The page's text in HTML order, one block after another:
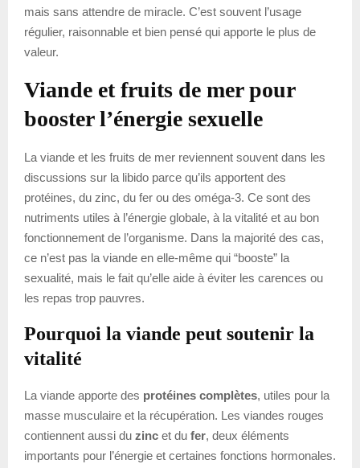
mais sans attendre de miracle. C’est souvent l’usage
régulier, raisonnable et bien pensé qui apporte le plus de
valeur.
Viande et fruits de mer pour
booster l’énergie sexuelle
La viande et les fruits de mer reviennent souvent dans les
discussions sur la libido parce qu’ils apportent des
protéines, du zinc, du fer ou des oméga-3. Ce sont des
nutriments utiles à l’énergie globale, à la vitalité et au bon
fonctionnement de l’organisme. Dans la majorité des cas,
ce n’est pas la viande en elle-même qui “booste” la
sexualité, mais le fait qu’elle aide à éviter les carences ou
les repas trop pauvres.
Pourquoi la viande peut soutenir la
vitalité
La viande apporte des protéines complètes, utiles pour la
masse musculaire et la récupération. Les viandes rouges
contiennent aussi du zinc et du fer, deux éléments
importants pour l’énergie et certaines fonctions hormonales.